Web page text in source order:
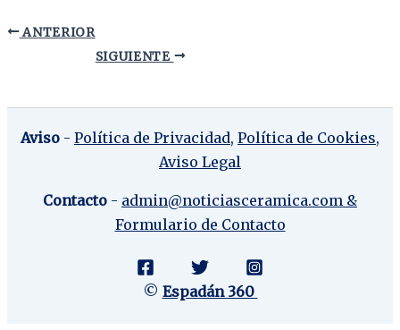
ANTERIOR
SIGUIENTE
Aviso - Política de Privacidad, Política de Cookies,
Aviso Legal
Contacto - admin@noticiasceramica.com &
Formulario de Contacto
© Espadán 360